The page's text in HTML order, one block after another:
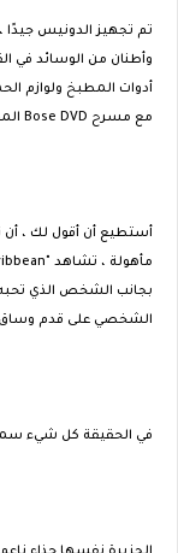
تم تجهيز الدونيس جيدًا
وأطنان من الوسائد في
مع مسرح Bose DVD المحيطي ، وهي مخفية جيدًا.
أستطيع أن أقول لك ، أن
بجانب الشخص الذي تحبه
الشخصي على قدم وساق
في الحقيقة كل شيء